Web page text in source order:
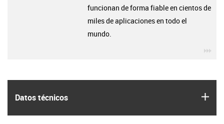
Datos técnicos
funcionan de forma fiable en cientos de
miles de aplicaciones en todo el
mundo.